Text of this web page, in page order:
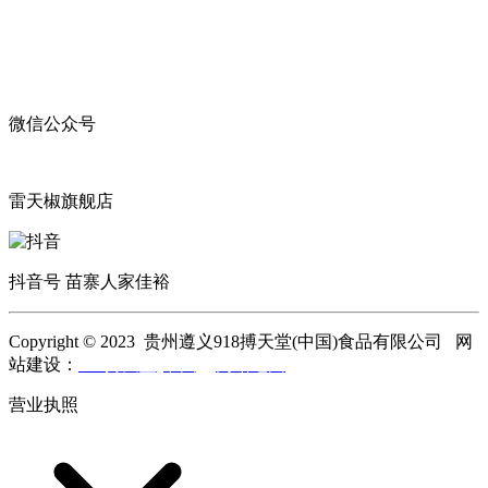
微信公众号
雷天椒旗舰店
抖音号 苗寨人家佳裕
Copyright © 2023 贵州遵义918搏天堂(中国)食品有限公司 网
站建设：
营业执照